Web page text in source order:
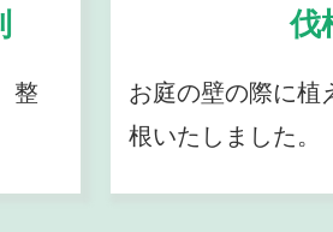
整
伐
お庭の壁の際に植
根いたしました。